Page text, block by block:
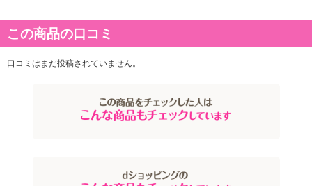
この商品の口コミ
口コミはまだ投稿されていません。